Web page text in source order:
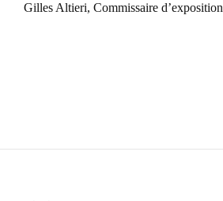
Gilles Altieri, Commissaire d’exposition